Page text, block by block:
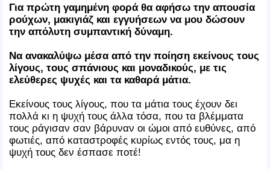
Για πρώτη γαμημένη φορά θα αφήσω την απουσία
ρούχων, μακιγιάζ και εγγυήσεων να μου δώσουν
την απόλυτη συμπαντική δύναμη.
Να ανακαλύψω μέσα από την ποίηση εκείνους τους
λίγους, τους σπάνιους και μοναδικούς, με τις
ελεύθερες ψυχές και τα καθαρά μάτια.
Εκείνους τους λίγους, που τα μάτια τους έχουν δει
πολλά κι η ψυχή τους άλλα τόσα, που τα βλέμματα
τους ράγισαν σαν βάρυναν οι ώμοι από ευθύνες, από
φωτιές, από καταστροφές κυρίως εντός τους, μα η
ψυχή τους δεν έσπασε ποτέ!